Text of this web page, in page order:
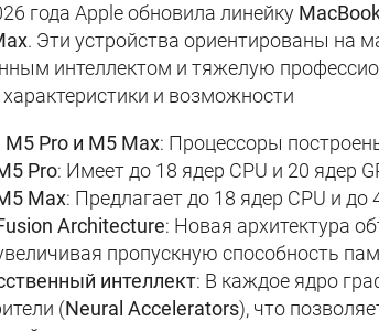
года Apple обновила линейку
. Эти устройства ориентированы на
интеллектом и тяжелую
и возможности
Pro и M5 Max: Процессоры
Pro: Имеет до 18 ядер CPU и 20 ядер
Max: Предлагает до 18 ядер CPU и до
Architecture: Новая архитектура
пропускную способность
интеллект: В каждое ядро
(Neural Accelerators), что